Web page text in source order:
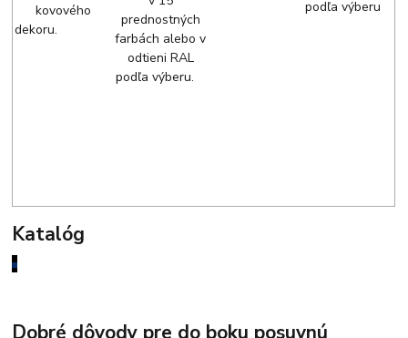
kovového
dekoru.
prednostných
farbách alebo v
odtieni RAL
podľa výberu.
podľa výberu
Katalóg